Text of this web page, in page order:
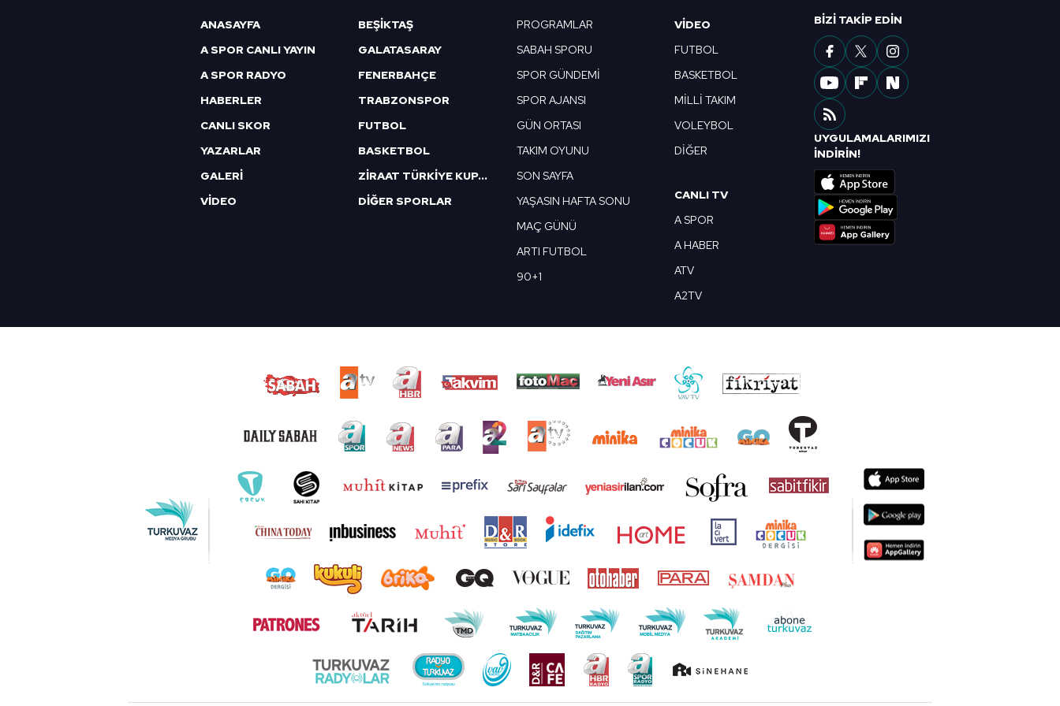
6698 sayılı Kişisel Verilerin Korunması Kanunu uyarınca hazırlanmış Aydınlatma Metnimizi okumak ve sitemizde ilgili
mevzuata uygun olarak kullanılan çerezlerle ilgili bilgi almak için lütfentıklayınız
ANASAYFA
A SPOR CANLI YAYIN
A SPOR RADYO
HABERLER
CANLI SKOR
YAZARLAR
GALERİ
VİDEO
BEŞİKTAŞ
GALATASARAY
FENERBAHÇE
TRABZONSPOR
FUTBOL
BASKETBOL
ZİRAAT TÜRKİYE KUPASI
DİĞER SPORLAR
PROGRAMLAR
SABAH SPORU
SPOR GÜNDEMİ
SPOR AJANSI
GÜN ORTASI
TAKIM OYUNU
SON SAYFA
YAŞASIN HAFTA SONU
MAÇ GÜNÜ
ARTI FUTBOL
90+1
VIDEO
FUTBOL
BASKETBOL
MİLLİ TAKIM
VOLEYBOL
DİĞER
CANLI TV
A SPOR
A HABER
ATV
A2TV
BIZI TAKIP EDIN
UYGULAMALARIMIZI
İNDİRİN!